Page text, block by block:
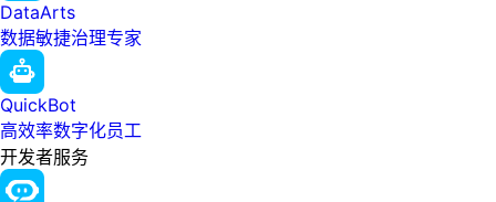
DataArts
数据敏捷治理专家
QuickBot
高效率数字化员工
开发者服务